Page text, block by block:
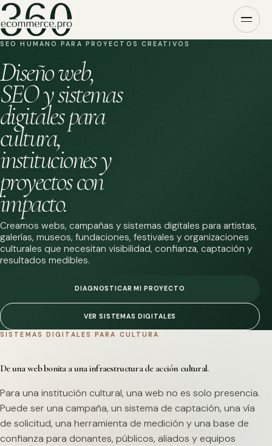
SEO HUMANO PARA PROYECTOS CREATIVOS
Diseño web,
SEO y sistemas
digitales para
cultura,
instituciones y
proyectos con
impacto.
Creamos webs, campañas y sistemas digitales para artistas,
galerías, museos, fundaciones, festivales y organizaciones
culturales que necesitan visibilidad, confianza, captación y
resultados medibles.
DIAGNOSTICAR MI PROYECTO
VER SISTEMAS DIGITALES
SISTEMAS DIGITALES PARA CULTURA
De una web bonita a una infraestructura de acción cultural.
Para una institución cultural, una web no es solo presencia.
Puede ser una campaña, un sistema de captación, una vía
de solicitud, una herramienta de medición y una base de
confianza para donantes, públicos, aliados y equipos